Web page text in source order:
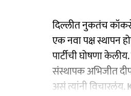
दिल्लीत नुकतंच
एक नवा पक्ष स्थापन
पार्टीची घोषणा
संस्थापक अभिजीत
असं त्यांनी विचारलंय.